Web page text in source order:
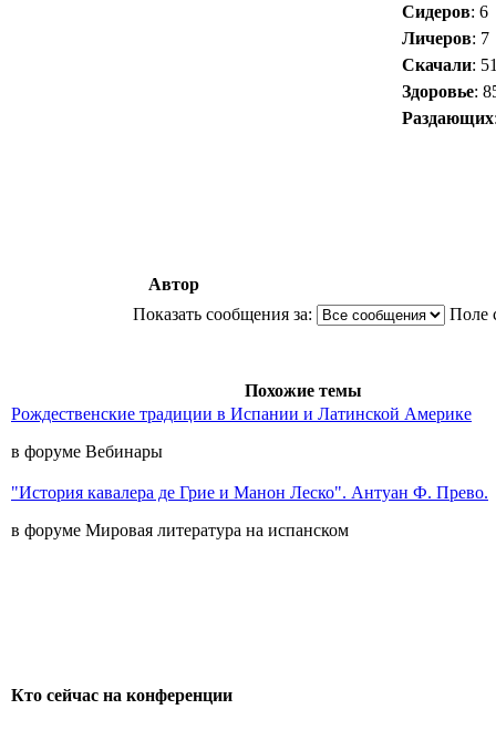
Сидеров: 6
Личеров: 7
Скачали:
Здоровье:
Раздающих
Автор
Показать сообщения за:
Поле
Похожие темы
Рождественские традиции в Испании и Латинской Америке
в форуме Вебинары
"История кавалера де Грие и Манон Леско". Антуан Ф. Прево.
в форуме Мировая литература на испанском
Кто сейчас на конференции